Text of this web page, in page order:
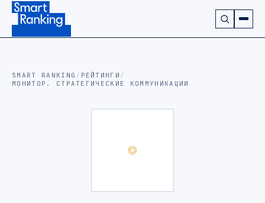
Подписаться на наш канал в Telegram (откроется в
SMART RANKING / РЕЙТИНГИ /
МОНИТОР. СТРАТЕГИЧЕСКИЕ КОММУНИКАЦИИ